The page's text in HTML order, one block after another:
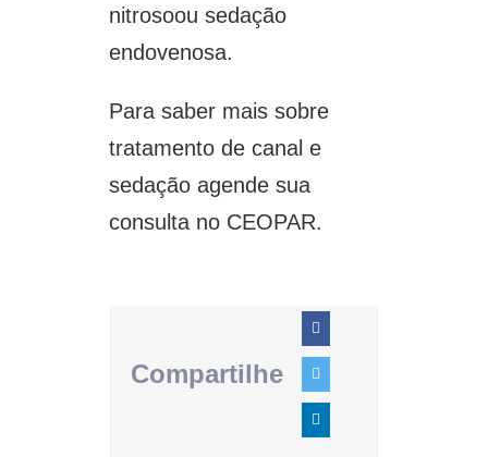
nitrosoou sedação
endovenosa.
Para saber mais sobre
tratamento de canal e
sedação agende sua
consulta no CEOPAR.
Compartilhe